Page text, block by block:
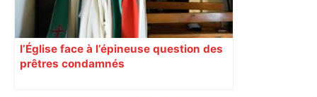
l’Église face à l’épineuse question des
prêtres condamnés